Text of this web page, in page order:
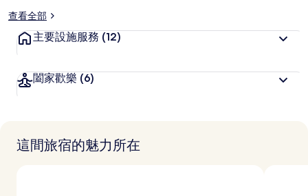
查看全部
主要設施服務 (12)
闔家歡樂 (6)
這間旅宿的魅力所在